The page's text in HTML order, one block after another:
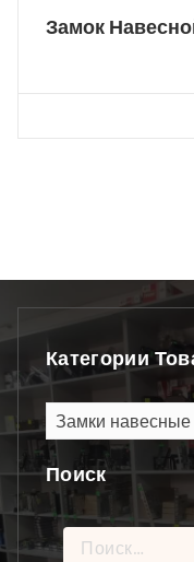
Замок
Категории
Замки навесные
Поиск
Найти: